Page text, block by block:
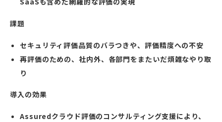
課題
セキュリティ評価品質のバラつきや、評価精度への不安
再評価のための、社内外、各部門をまたいだ煩雑なやり取
り
導入の効果
Assuredクラウド評価のコンサルティング支援により、